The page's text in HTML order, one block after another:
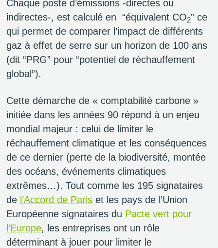
Chaque poste d’émissions -directes ou
indirectes-, est calculé en “équivalent CO2” ce
qui permet de comparer l’impact de différents
gaz à effet de serre sur un horizon de 100 ans
(dit “PRG” pour “potentiel de réchauffement
global”).
Cette démarche de « comptabilité carbone »
initiée dans les années 90 répond à un enjeu
mondial majeur : celui de limiter le
réchauffement climatique et les conséquences
de ce dernier (perte de la biodiversité, montée
des océans, événements climatiques
extrêmes…). Tout comme les 195 signataires
de l’Accord de Paris et les pays de l’Union
Européenne signataires du Pacte vert pour
l’Europe, les entreprises ont un rôle
déterminant à jouer pour limiter le